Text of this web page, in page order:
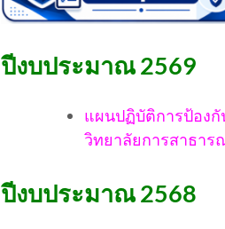
ปีงบประมาณ 2569
แผนปฏิบัติการป้องกั
วิทยาลัยการสาธาร
ปีงบประมาณ 2568